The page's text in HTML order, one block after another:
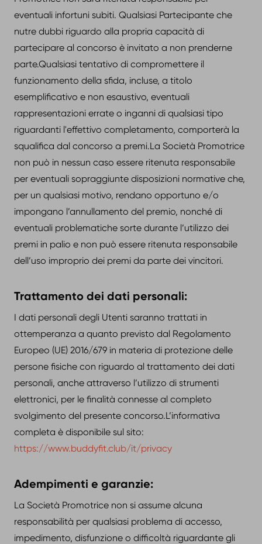
eventuali infortuni subiti. Qualsiasi Partecipante che
nutre dubbi riguardo alla propria capacità di
partecipare al concorso è invitato a non prenderne
parte.Qualsiasi tentativo di compromettere il
funzionamento della sfida, incluse, a titolo
esemplificativo e non esaustivo, eventuali
rappresentazioni errate o inganni di qualsiasi tipo
riguardanti l'effettivo completamento, comporterà la
squalifica dal concorso a premi.La Società Promotrice
non può in nessun caso essere ritenuta responsabile
per eventuali sopraggiunte disposizioni normative che,
per un qualsiasi motivo, rendano opportuno e/o
impongano l’annullamento del premio, nonché di
eventuali problematiche sorte durante l’utilizzo dei
premi in palio e non può essere ritenuta responsabile
dell’uso improprio dei premi da parte dei vincitori.
Trattamento dei dati personali:
I dati personali degli Utenti saranno trattati in
ottemperanza a quanto previsto dal Regolamento
Europeo (UE) 2016/679 in materia di protezione delle
persone fisiche con riguardo al trattamento dei dati
personali, anche attraverso l’utilizzo di strumenti
elettronici, per le finalità connesse al completo
svolgimento del presente concorso.L’informativa
completa è disponibile sul sito:
https://www.buddyfit.club/it/privacy
Adempimenti e garanzie:
La Società Promotrice non si assume alcuna
responsabilità per qualsiasi problema di accesso,
impedimento, disfunzione o difficoltà riguardante gli